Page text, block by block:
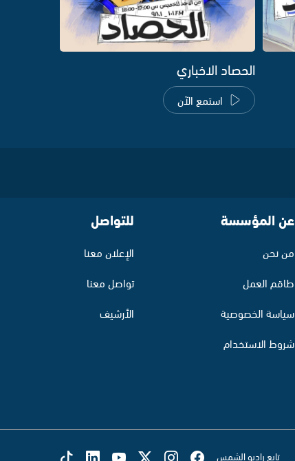
الحصاد الاخباري
استمع الآن
عن المؤسسة
من نحن
طاقم العمل
سياسة الخصوصية
شروط الاستخدام
للتواصل
الإعلان معنا
تواصل معنا
الأرشيف
تابع راديو الشمس